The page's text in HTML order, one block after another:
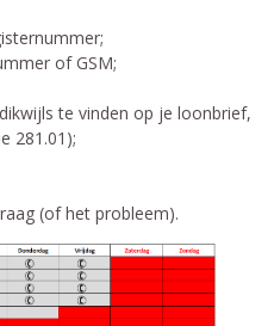
of GSM;
te vinden op je loonbrief,
281.01);
(of het probleem).